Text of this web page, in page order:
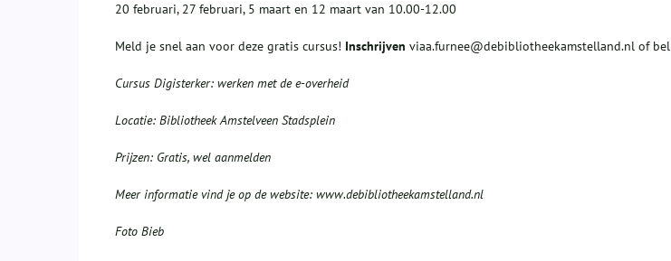
20 februari, 27 februari, 5 maart en 12 maart van 10.00-12.00
Meld je snel aan voor deze gratis cursus! Inschrijven viaa.furnee@debibliotheekamstelland.nl of bel
Cursus Digisterker: werken met de e-overheid
Locatie: Bibliotheek Amstelveen Stadsplein
Prijzen: Gratis, wel aanmelden
Meer informatie vind je op de website: www.debibliotheekamstelland.nl
Foto Bieb